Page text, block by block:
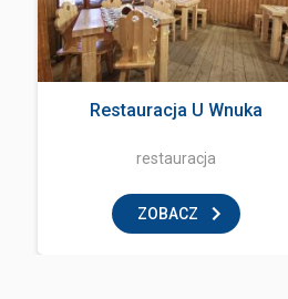
Restauracja U Wnuka
restauracja
ZOBACZ